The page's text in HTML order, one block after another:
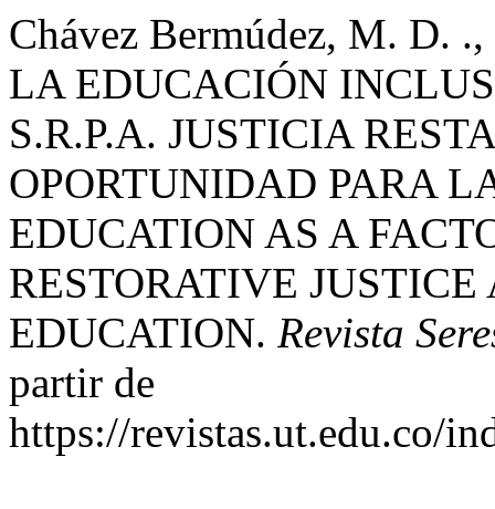
Chávez Bermúdez, M. D.
LA EDUCACIÓN
S.R.P.A. JUSTICIA
OPORTUNIDAD PARA
EDUCATION AS A
RESTORATIVE
EDUCATION. Revista
partir de
https://revistas.ut.edu.co/